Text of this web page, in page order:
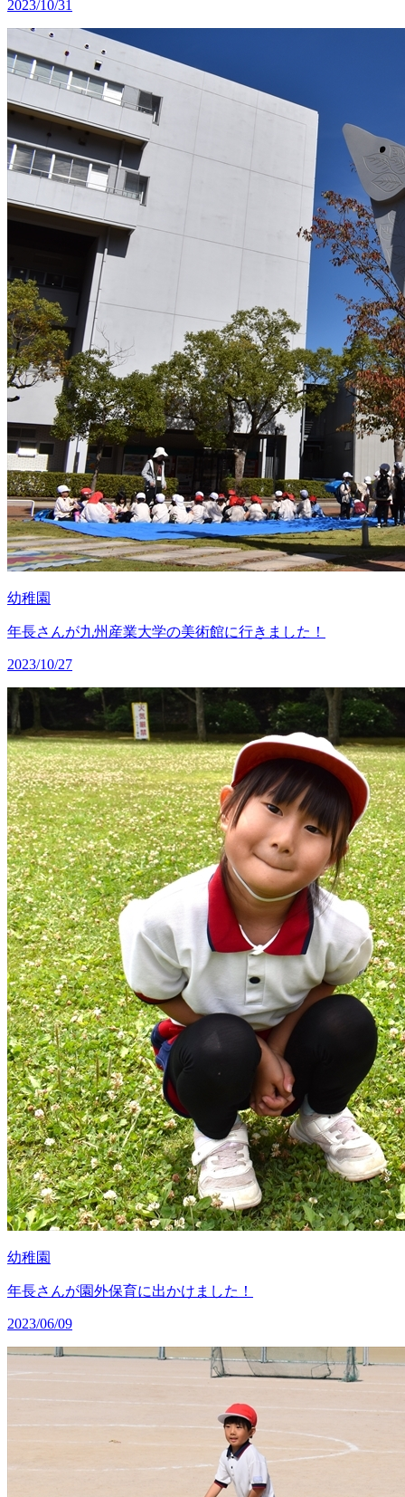
2023/10/31
幼稚園
年長さんが九州産業大学の美術館に行きました！
2023/10/27
幼稚園
年長さんが園外保育に出かけました！
2023/06/09